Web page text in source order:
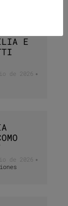
E
de 2026 •
de 2026 •